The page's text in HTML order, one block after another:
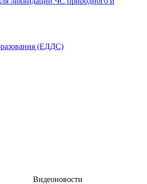
(ЕДДС)
Видеоновости